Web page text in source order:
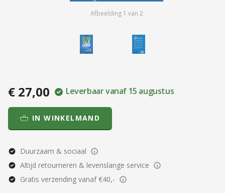
Afbeelding 1 van 2
€ 27,00 Leverbaar vanaf 15 augustus
IN WINKELMAND
Duurzaam & sociaal
Altijd retourneren & levenslange service
Gratis verzending vanaf €40,-